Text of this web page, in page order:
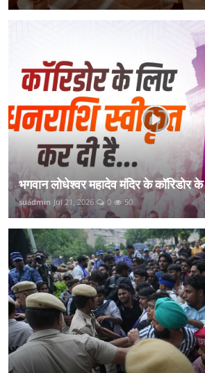
भगवान लोधेश्वर महादेव मंदिर के कॉरिडोर
suadmin Jul 21, 2026 0 50